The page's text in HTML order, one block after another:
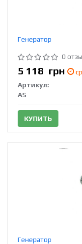
Генератор
0
5 118 грн
Артикул:
AS
КУПИТЬ
Генератор